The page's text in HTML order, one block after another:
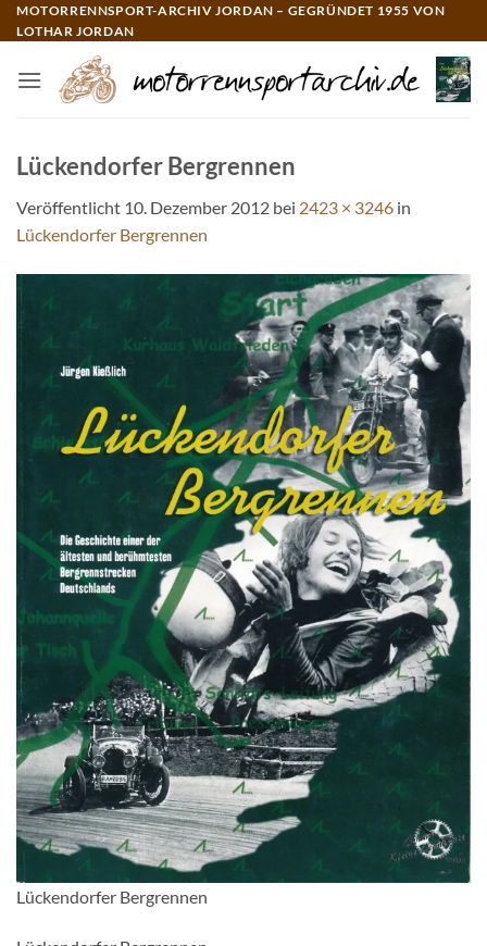
Zum
Inhalt
MOTORRENNSPORT-ARCHIV JORDAN – GEGRÜNDET 1955 VON
LOTHAR JORDAN
Lückendorfer Bergrennen
Veröffentlicht 10. Dezember 2012 bei 2423 × 3246 in
Lückendorfer Bergrennen
Lückendorfer Bergrennen